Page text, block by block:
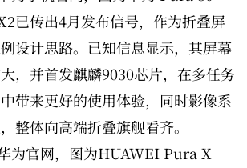
已传出4月发布信号，作为折叠屏
设计思路。已知信息显示，其屏幕
，并首发麒麟9030芯片，在多任务
带来更好的使用体验，同时影像系
整体向高端折叠旗舰看齐。
为官网，图为HUAWEI Pura X